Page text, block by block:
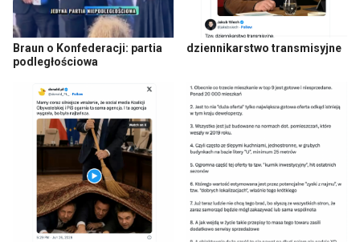
Braun o Konfederacji: partia
podległościowa
dziennikarstwo transmisyjne